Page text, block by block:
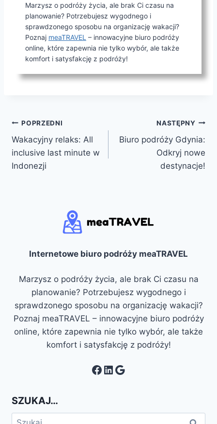
Marzysz o podróży życia, ale brak Ci czasu na
planowanie? Potrzebujesz wygodnego i
sprawdzonego sposobu na organizację wakacji?
Poznaj meaTRAVEL – innowacyjne biuro podróży
online, które zapewnia nie tylko wybór, ale także
komfort i satysfakcję z podróży!
Nawigacja
wpisu
POPRZEDNI
Wakacyjny relaks: All
inclusive last minute w
Indonezji
NASTĘPNY
Biuro podróży Gdynia:
Odkryj nowe
destynacje!
Internetowe biuro podróży meaTRAVEL
Marzysz o podróży życia, ale brak Ci czasu na
planowanie? Potrzebujesz wygodnego i
sprawdzonego sposobu na organizację wakacji?
Poznaj meaTRAVEL – innowacyjne biuro podróży
online, które zapewnia nie tylko wybór, ale także
komfort i satysfakcję z podróży!
Facebook
LinkedIn
Google
SZUKAJ…
Szukaj: